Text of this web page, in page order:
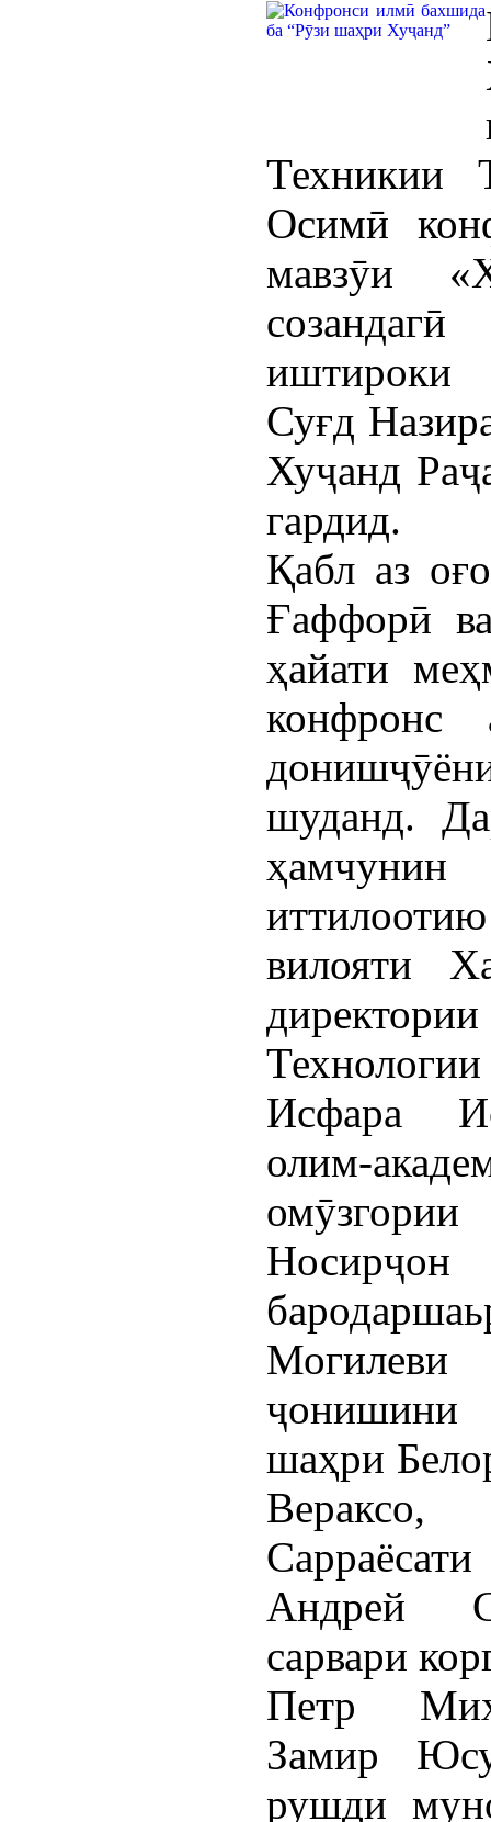
Техникии
Осимӣ
мавзӯи
иштироки
Суғд
Хуҷанд
гардид.
Қабл аз
Ғаффорӣ
ҳайати
конфронс
шуданд.
вилояти
Исфара
олим-
Носирҷон
ҷонишини
шаҳри
Вераксо,
Андрей
сарвари
Петр
Замир
рушди